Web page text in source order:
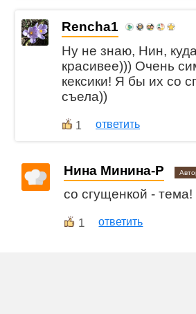
Rencha1
Ну не знаю, Нин,
красивее))) Очень
кексики! Я бы их со
съела))
1 ответить
Нина Минина-Р
со сгущенкой -
1 ответить